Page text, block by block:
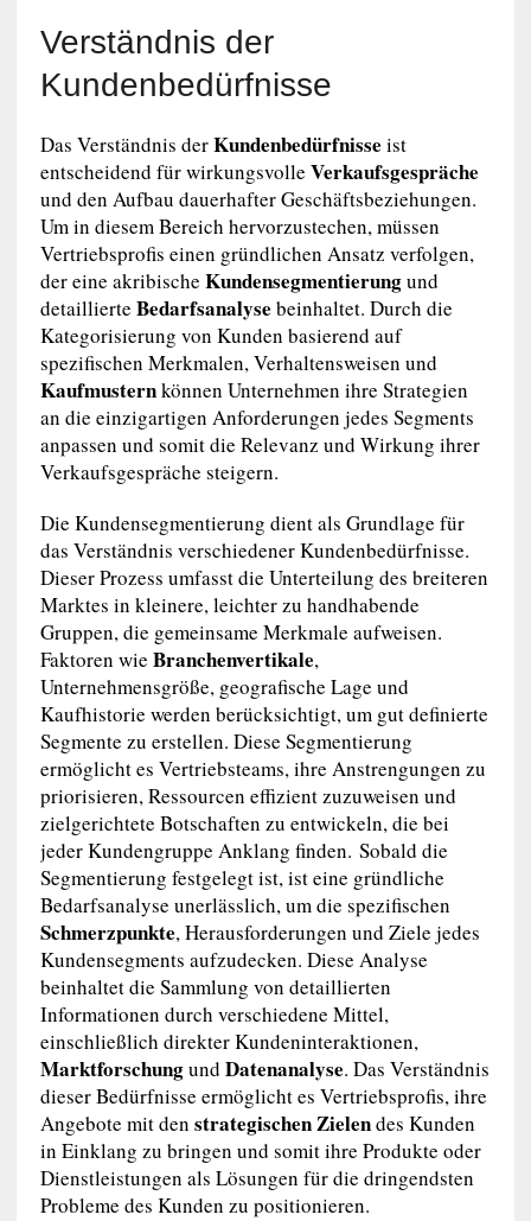
Verständnis der
Kundenbedürfnisse
Das Verständnis derKundenbedürfnisse ist
entscheidend für wirkungsvolle Verkaufsgespräche
und den Aufbau dauerhafter Geschäftsbeziehungen.
Um in diesem Bereich hervorzustechen, müssen
Vertriebsprofis einen gründlichen Ansatz verfolgen,
der eine akribische Kundensegmentierungund
detaillierte Bedarfsanalyse beinhaltet. Durch die
Kategorisierung von Kunden basierend auf
spezifischen Merkmalen, Verhaltensweisen und
Kaufmusternkönnen Unternehmen ihre Strategien
an die einzigartigen Anforderungen jedes Segments
anpassen und somit die Relevanz und Wirkung ihrer
Verkaufsgespräche steigern.
Die Kundensegmentierung dient als Grundlage für
das Verständnis verschiedener Kundenbedürfnisse.
Dieser Prozess umfasst die Unterteilung des breiteren
Marktes in kleinere, leichter zu handhabende
Gruppen, die gemeinsame Merkmale aufweisen.
Faktoren wie Branchenvertikale,
Unternehmensgröße, geografische Lage und
Kaufhistorie werden berücksichtigt, um gut definierte
Segmente zu erstellen. Diese Segmentierung
ermöglicht es Vertriebsteams, ihre Anstrengungen zu
priorisieren, Ressourcen effizient zuzuweisen und
zielgerichtete Botschaften zu entwickeln, die bei
jeder Kundengruppe Anklang finden. Sobald die
Segmentierung festgelegt ist, ist eine gründliche
Bedarfsanalyse unerlässlich, um die spezifischen
Schmerzpunkte, Herausforderungen und Ziele jedes
Kundensegments aufzudecken. Diese Analyse
beinhaltet die Sammlung von detaillierten
Informationen durch verschiedene Mittel,
einschließlich direkter Kundeninteraktionen,
Marktforschungund Datenanalyse. Das Verständnis
dieser Bedürfnisse ermöglicht es Vertriebsprofis, ihre
Angebote mit den strategischen Zielendes Kunden
in Einklang zu bringen und somit ihre Produkte oder
Dienstleistungen als Lösungen für die dringendsten
Probleme des Kunden zu positionieren.